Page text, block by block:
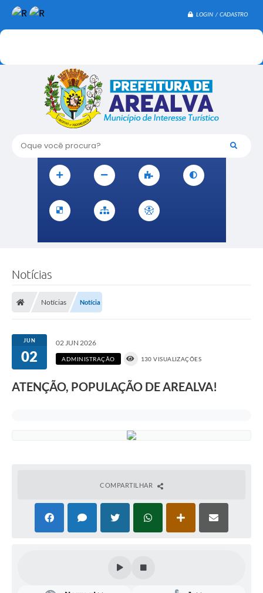
LOGIN / CADASTRO
Oque você procura?
Notícias
Notícias Notícia
JUN
02
02 JUN 2026
ADMINISTRAÇÃO 130 VISUALIZAÇÕES
ATENÇÃO, POPULAÇÃO DE AREALVA!
COMPARTILHAR